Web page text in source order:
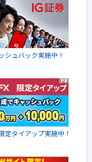
シュバック実施中！
定タイアップ実施中！